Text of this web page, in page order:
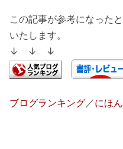
この記事が参考になったと
いたします。
↓ ↓ ↓
ブログランキング／にほ